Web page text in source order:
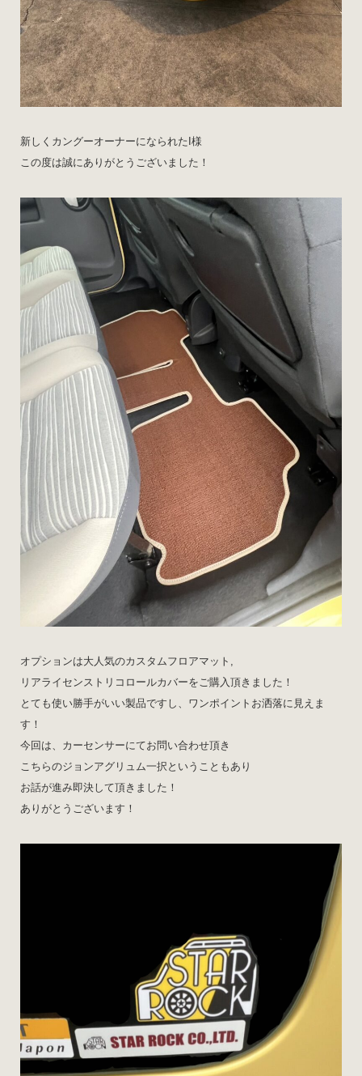
新しくカングーオーナーになられたI様
この度は誠にありがとうございました！
オプションは大人気のカスタムフロアマット,
リアライセンストリコロールカバーをご購入頂きました！
とても使い勝手がいい製品ですし、ワンポイントお洒落に見えま
す！
今回は、カーセンサーにてお問い合わせ頂き
こちらのジョンアグリュム一択ということもあり
お話が進み即決して頂きました！
ありがとうございます！